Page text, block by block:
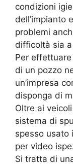
condizioni
dell’impianto
problemi
difficoltà sia
Per
di un pozzo
un’impresa
disponga di
Oltre ai
sistema di
spesso usato
per video
Si tratta di